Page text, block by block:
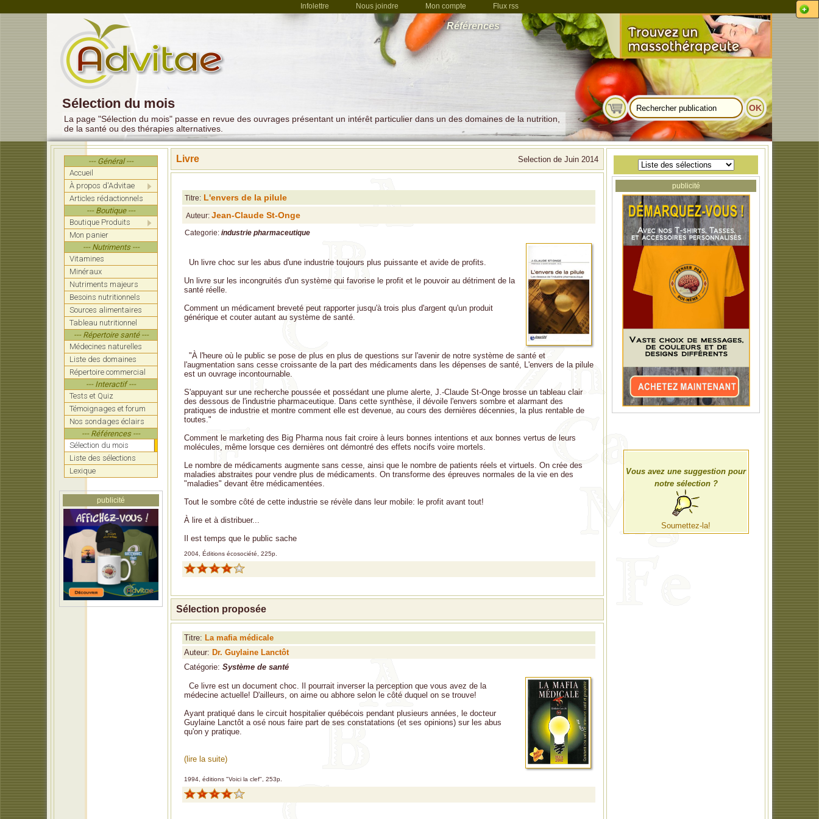
Infolettre Nous joindre Mon compte Flux rss
Références
Sélection du mois
La page "Sélection du mois" passe en revue des ouvrages présentant un intérêt particulier dans un des domaines de la nutrition,
de la santé ou des thérapies alternatives.
--- Général ---
Accueil
À propos d'Advitae
Articles rédactionnels
--- Boutique ---
Boutique Produits
Mon panier
--- Nutriments ---
Vitamines
Minéraux
Nutriments majeurs
Besoins nutritionnels
Sources alimentaires
Tableau nutritionnel
--- Répertoire santé ---
Médecines naturelles
Liste des domaines
Répertoire commercial
--- Interactif ---
Tests et Quiz
Témoignages et forum
Nos sondages éclairs
--- Références ---
Sélection du mois
Liste des sélections
Lexique
publicité
Livre Selection de Juin 2014
publicité
Vous avez une suggestion pour
notre sélection ?
Soumettez-la!
Titre: L'envers de la pilule
Auteur: Jean-Claude St-Onge
Categorie: industrie pharmaceutique
Un livre choc sur les abus d'une industrie toujours plus puissante et avide de profits.
Un livre sur les incongruités d'un système qui favorise le profit et le pouvoir au détriment de la
santé réelle.
Comment un médicament breveté peut rapporter jusqu'à trois plus d'argent qu'un produit
générique et couter autant au système de santé.
"À l'heure où le public se pose de plus en plus de questions sur l'avenir de notre système de santé et
l'augmentation sans cesse croissante de la part des médicaments dans les dépenses de santé, L'envers de la pilule
est un ouvrage incontournable.
S'appuyant sur une recherche poussée et possédant une plume alerte, J.-Claude St-Onge brosse un tableau clair
des dessous de l'industrie pharmaceutique. Dans cette synthèse, il dévoile l'envers sombre et alarmant des
pratiques de industrie et montre comment elle est devenue, au cours des dernières décennies, la plus rentable de
toutes."
Comment le marketing des Big Pharma nous fait croire à leurs bonnes intentions et aux bonnes vertus de leurs
molécules, même lorsque ces dernières ont démontré des effets nocifs voire mortels.
Le nombre de médicaments augmente sans cesse, ainsi que le nombre de patients réels et virtuels. On crée des
maladies abstraites pour vendre plus de médicaments. On transforme des épreuves normales de la vie en des
"maladies" devant être médicamentées.
Tout le sombre côté de cette industrie se révèle dans leur mobile: le profit avant tout!
À lire et à distribuer...
Il est temps que le public sache
2004, Éditions écosociété, 225p.
Sélection proposée
Titre: La mafia médicale
Auteur: Dr. Guylaine Lanctôt
Catégorie: Système de santé
Ce livre est un document choc. Il pourrait inverser la perception que vous avez de la
médecine actuelle! D'ailleurs, on aime ou abhore selon le côté duquel on se trouve!
Ayant pratiqué dans le circuit hospitalier québécois pendant plusieurs années, le docteur
Guylaine Lanctôt a osé nous faire part de ses constatations (et ses opinions) sur les abus
qu'on y pratique.
(lire la suite)
1994, éditions "Voici la clef", 253p.